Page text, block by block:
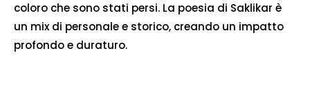
coloro che sono stati persi. La poesia di Saklikar è
un mix di personale e storico, creando un impatto
profondo e duraturo.